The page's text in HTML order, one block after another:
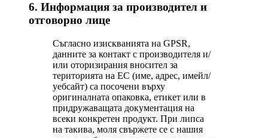
6. Информация за производител и
отговорно лице
Съгласно изискванията на GPSR,
данните за контакт с производителя и/
или оторизирания вносител за
територията на ЕС (име, адрес, имейл/
уебсайт) са посочени върху
оригиналната опаковка, етикет или в
придружаващата документация на
всеки конкретен продукт. При липса
на такива, моля свържете се с нашия